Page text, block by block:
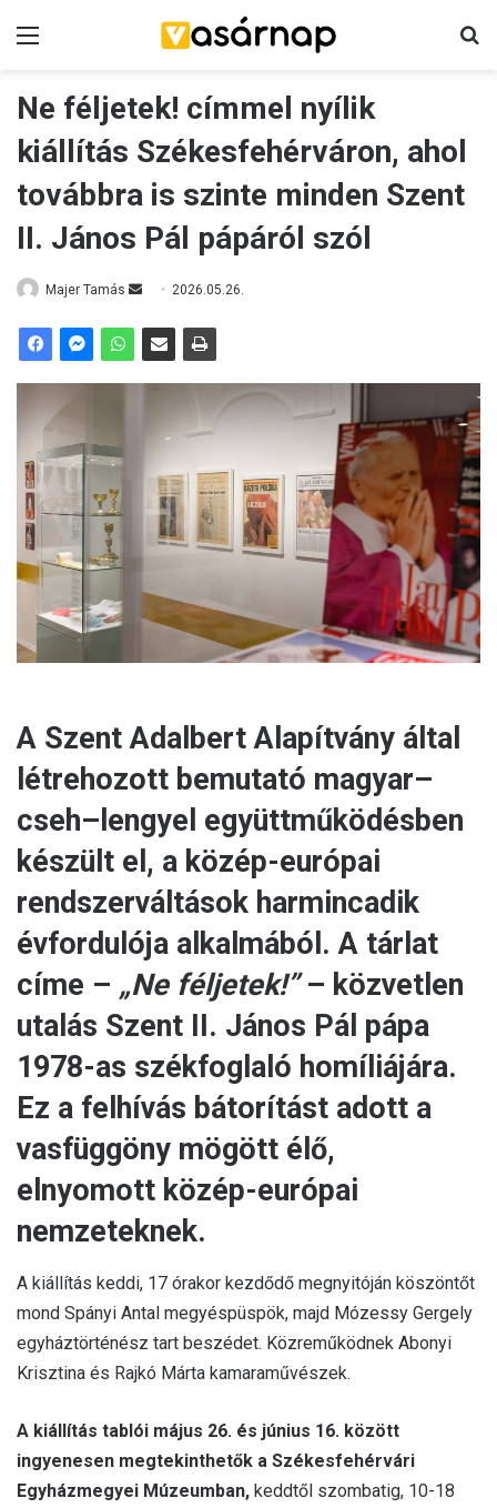
Ne féljetek! címmel nyílik
kiállítás Székesfehérváron, ahol
továbbra is szinte minden Szent
II. János Pál pápáról szól
Majer Tamás 2026.05.26.
A Szent Adalbert Alapítvány által
létrehozott bemutató magyar–
cseh–lengyel együttműködésben
készült el, a közép-európai
rendszerváltások harmincadik
évfordulója alkalmából. A tárlat
címe – „Ne féljetek!”– közvetlen
utalás Szent II. János Pál pápa
1978-as székfoglaló homíliájára.
Ez a felhívás bátorítást adott a
vasfüggöny mögött élő,
elnyomott közép-európai
nemzeteknek.
A kiállítás keddi, 17 órakor kezdődő megnyitóján köszöntőt
mond Spányi Antal megyéspüspök, majd Mózessy Gergely
egyháztörténész tart beszédet. Közreműködnek Abonyi
Krisztina és Rajkó Márta kamaraművészek.
A kiállítás tablói május 26. és június 16. között
ingyenesen megtekinthetők a Székesfehérvári
Egyházmegyei Múzeumban, keddtől szombatig, 10-18